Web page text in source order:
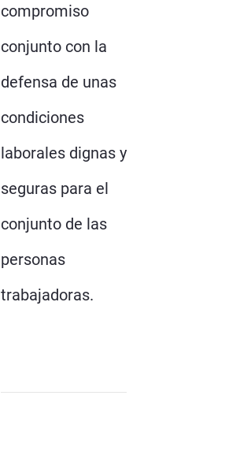
compromiso
conjunto con la
defensa de unas
condiciones
laborales dignas y
seguras para el
conjunto de las
personas
trabajadoras.